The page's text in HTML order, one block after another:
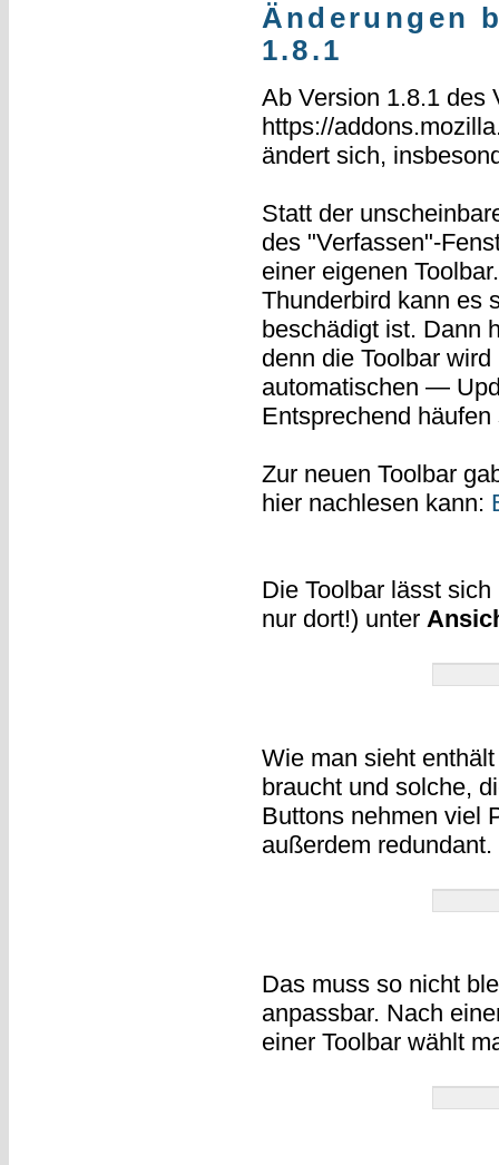
Änderungen
1.8.1
Ab Version 1.8.1 des
https://
ändert sich,
Statt der
des "Verfassen"-
einer eigenen
Thunderbird kann es
beschädigt ist. Dann
denn die Toolbar
automatischen —
Entsprechend
Zur neuen Toolbar
hier nachlesen kann:
Die Toolbar lässt
nur dort!) unter
Wie man sieht
braucht und solche,
Buttons nehmen viel
außerdem redundant.
Das muss so nicht
anpassbar. Nach
einer Toolbar wählt